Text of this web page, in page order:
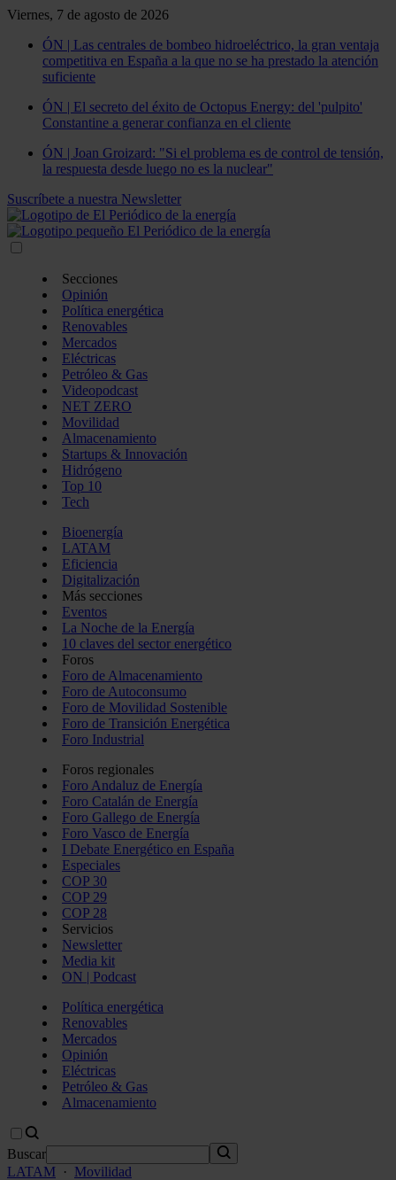
Viernes, 7 de agosto de 2026
ÓN | Las centrales de bombeo hidroeléctrico, la gran ventaja
competitiva en España a la que no se ha prestado la atención
suficiente
ÓN | El secreto del éxito de Octopus Energy: del 'pulpito'
Constantine a generar confianza en el cliente
ÓN | Joan Groizard: "Si el problema es de control de tensión,
la respuesta desde luego no es la nuclear"
Suscríbete a nuestra Newsletter
Secciones
Opinión
Política energética
Renovables
Mercados
Eléctricas
Petróleo & Gas
Videopodcast
NET ZERO
Movilidad
Almacenamiento
Startups & Innovación
Hidrógeno
Top 10
Tech
Bioenergía
LATAM
Eficiencia
Digitalización
Más secciones
Eventos
La Noche de la Energía
10 claves del sector energético
Foros
Foro de Almacenamiento
Foro de Autoconsumo
Foro de Movilidad Sostenible
Foro de Transición Energética
Foro Industrial
Foros regionales
Foro Andaluz de Energía
Foro Catalán de Energía
Foro Gallego de Energía
Foro Vasco de Energía
I Debate Energético en España
Especiales
COP 30
COP 29
COP 28
Servicios
Newsletter
Media kit
ON | Podcast
Política energética
Renovables
Mercados
Opinión
Eléctricas
Petróleo & Gas
Almacenamiento
Buscar
LATAM · Movilidad